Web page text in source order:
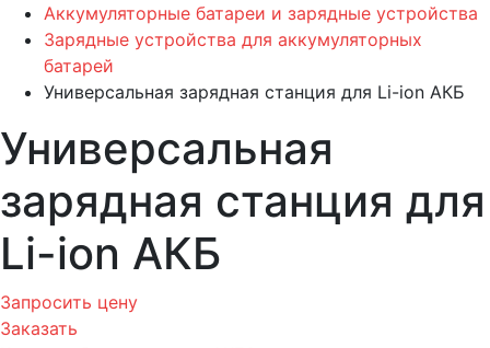
Аккумуляторные батареи и зарядные устройства
Зарядные устройства для аккумуляторных
батарей
Универсальная зарядная станция для Li-ion АКБ
Универсальная
зарядная станция для
Li-ion АКБ
Запросить цену
Заказать